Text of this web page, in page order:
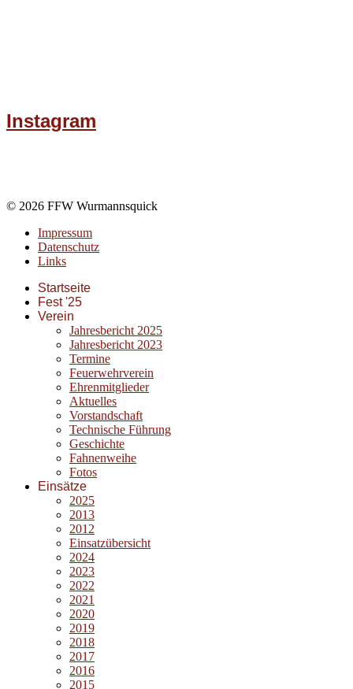
Instagram
© 2026 FFW Wurmannsquick
Impressum
Datenschutz
Links
Startseite
Fest '25
Verein
Jahresbericht 2025
Jahresbericht 2023
Termine
Feuerwehrverein
Ehrenmitglieder
Aktuelles
Vorstandschaft
Technische Führung
Geschichte
Fahnenweihe
Fotos
Einsätze
2025
2013
2012
Einsatzübersicht
2024
2023
2022
2021
2020
2019
2018
2017
2016
2015